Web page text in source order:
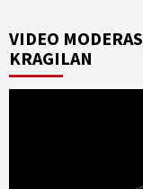
VIDEO
KRAGILAN